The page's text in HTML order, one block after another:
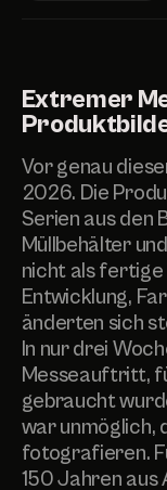
Extremer
Vor genau
2026. Die
Serien aus den
Müllbehälter
nicht als fertige
Entwicklung,
änderten sich
In nur drei
Messeauftritt,
gebraucht
war unmöglich,
fotografieren.
150 Jahren aus